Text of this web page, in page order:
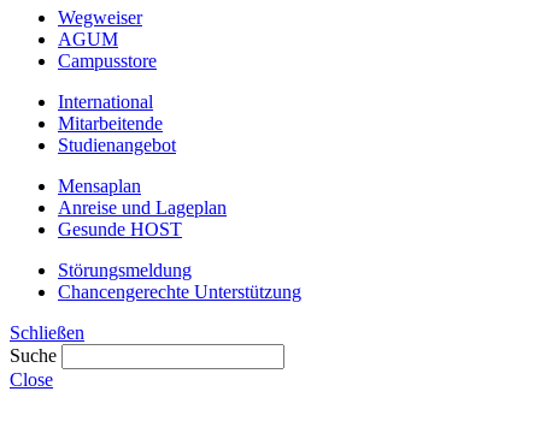
Wegweiser
AGUM
Campusstore
International
Mitarbeitende
Studienangebot
Mensaplan
Anreise und Lageplan
Gesunde HOST
Störungsmeldung
Chancengerechte Unterstützung
Schließen
Suche
Close